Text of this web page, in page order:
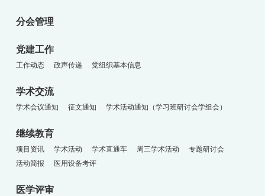
分会管理
党建工作
工作动态 政声传递 党组织基本信息
学术交流
学术会议通知 征文通知 学术活动通知（学习班研讨会学组会）
继续教育
项目资讯 学术活动 学术直通车 周三学术活动
专题研讨会
活动简报
医用设备考评
医学评审